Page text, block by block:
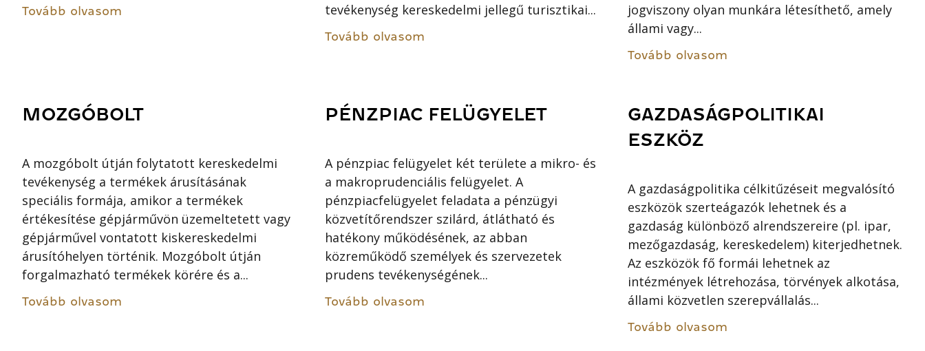
Tovább olvasom
tevékenység kereskedelmi jellegű turisztikai...
Tovább olvasom
jogviszony olyan munkára létesíthető, amely
állami vagy...
Tovább olvasom
MOZGÓBOLT
A mozgóbolt útján folytatott kereskedelmi
tevékenység a termékek árusításának
speciális formája, amikor a termékek
értékesítése gépjárművön üzemeltetett vagy
gépjárművel vontatott kiskereskedelmi
árusítóhelyen történik. Mozgóbolt útján
forgalmazható termékek körére és a...
Tovább olvasom
PÉNZPIAC FELÜGYELET
A pénzpiac felügyelet két területe a mikro- és
a makroprudenciális felügyelet. A
pénzpiacfelügyelet feladata a pénzügyi
közvetítőrendszer szilárd, átlátható és
hatékony működésének, az abban
közreműködő személyek és szervezetek
prudens tevékenységének...
Tovább olvasom
GAZDASÁGPOLITIKAI
ESZKÖZ
A gazdaságpolitika célkitűzéseit megvalósító
eszközök szerteágazók lehetnek és a
gazdaság különböző alrendszereire (pl. ipar,
mezőgazdaság, kereskedelem) kiterjedhetnek.
Az eszközök fő formái lehetnek az
intézmények létrehozása, törvények alkotása,
állami közvetlen szerepvállalás...
Tovább olvasom